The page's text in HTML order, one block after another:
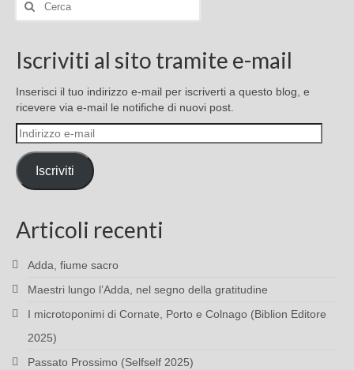
Iscriviti al sito tramite e-mail
Inserisci il tuo indirizzo e-mail per iscriverti a questo blog, e
ricevere via e-mail le notifiche di nuovi post.
Indirizzo
e-
mail
Iscriviti
Articoli recenti
Adda, fiume sacro
Maestri lungo l’Adda, nel segno della gratitudine
I microtoponimi di Cornate, Porto e Colnago (Biblion Editore
2025)
Passato Prossimo (Selfself 2025)